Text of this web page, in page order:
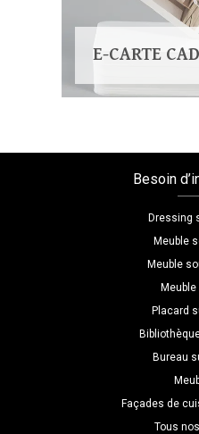
E-CARTE
Besoin
Dressing
Meuble
Meuble
Placard
Bureau
Façades de
Tous